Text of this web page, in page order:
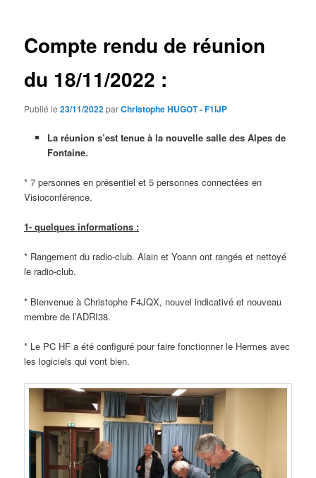
Compte rendu de réunion
du 18/11/2022 :
Publié le23/11/2022parChristophe HUGOT - F1IJP
La réunion s’est tenue à la nouvelle salle des Alpes de
Fontaine.
* 7 personnes en présentiel et 5 personnes connectées en
Visioconférence.
1- quelques informations :
* Rangement du radio-club. Alain et Yoann ont rangés et nettoyé
le radio-club.
* Bienvenue à Christophe F4JQX, nouvel indicativé et nouveau
membre de l’ADRI38.
* Le PC HF a été configuré pour faire fonctionner le Hermes avec
les logiciels qui vont bien.